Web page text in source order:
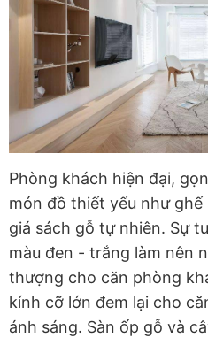
Phòng khách hiện đại,
món đồ thiết yếu như
giá sách gỗ tự nhiên. Sự
màu đen - trắng làm nên
thượng cho căn phòng
kính cỡ lớn đem lại cho
ánh sáng. Sàn ốp gỗ và